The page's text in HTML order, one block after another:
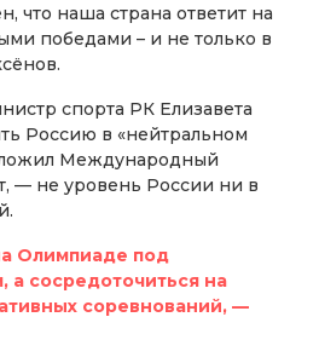
что наша страна ответит на
победами – и не только в
спорта РК Елизавета
Россию в «нейтральном
Международный
— не уровень России ни в
Олимпиаде под
а соcредоточиться на
соревнований, —